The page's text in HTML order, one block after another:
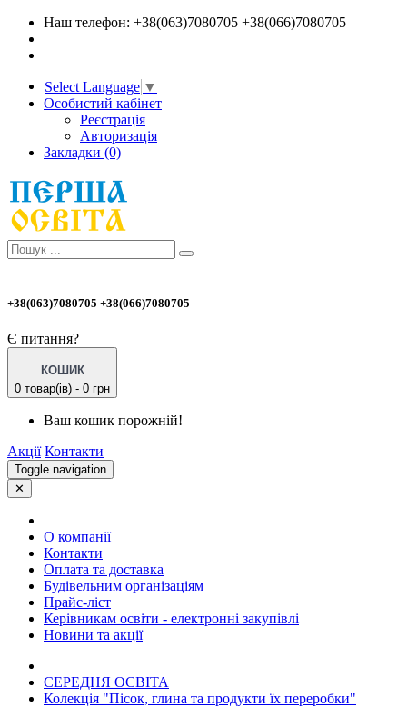
Наш телефон: +38(063)7080705 +38(066)7080705
Select Language ▼
Особистий кабінет
Реєстрація
Авторизація
Закладки (0)
+38(063)7080705 +38(066)7080705
Є питання?
КОШИК
0 товар(ів) - 0 грн
Ваш кошик порожній!
Акції Контакти
Toggle navigation
✕
О компанії
Контакти
Оплата та доставка
Будівельним організаціям
Прайс-ліст
Керівникам освіти - електронні закупівлі
Новини та акції
СЕРЕДНЯ ОСВIТА
Колекція "Пісок, глина та продукти їх переробки"